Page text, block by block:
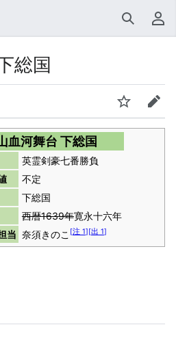
検索 利
総国
ウォッチ編集
血河舞台 下総国
英霊剣豪七番勝負
不定
下総国
西暦1639年寛永十六年
当 奈須きのこ[注 1] [出 1]